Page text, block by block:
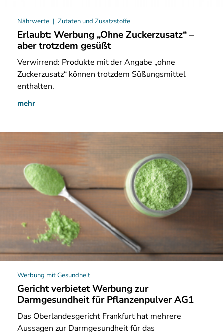
Nährwerte Zutaten und Zusatzstoffe
Erlaubt: Werbung „Ohne Zuckerzusatz“ –
aber trotzdem gesüßt
Verwirrend: Produkte mit der Angabe „ohne
Zuckerzusatz“ können trotzdem Süßungsmittel
enthalten.
mehr
Werbung mit Gesundheit
Gericht verbietet Werbung zur
Darmgesundheit für Pflanzenpulver AG1
Das Oberlandesgericht Frankfurt hat mehrere
Aussagen zur Darmgesundheit für das